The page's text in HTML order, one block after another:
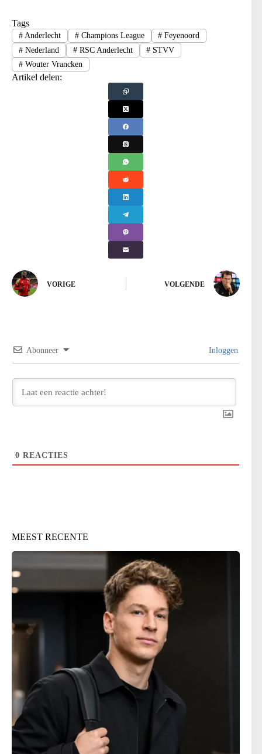
Tags
#Anderlecht #Champions League # Feyenoord
#Nederland #RSC Anderlecht # STVV
#Wouter Vrancken
Artikel delen:
VORIGE VOLGENDE
Abonneer Inloggen
0 REACTIES
MEEST RECENTE